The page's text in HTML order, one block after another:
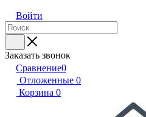
Войти
Заказать звонок
Сравнение0
Отложенные 0
Корзина 0